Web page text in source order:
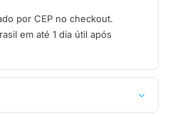
por CEP no checkout.
em até 1 dia útil após